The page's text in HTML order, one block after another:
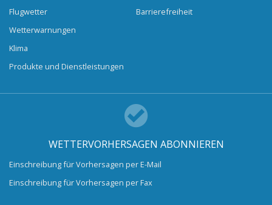
Flugwetter
Wetterwarnungen
Klima
Produkte und Dienstleistungen
Barrierefreiheit
WETTERVORHERSAGEN ABONNIEREN
Einschreibung für Vorhersagen per E-Mail
Einschreibung für Vorhersagen per Fax